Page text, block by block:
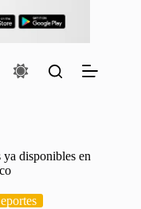
disponibles en